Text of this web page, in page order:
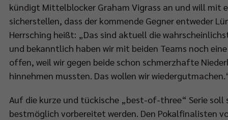
kündigt Mittelblocker Graham Vigrass an und will mit
sicherstellen, dass der kommende Gegner entweder
Herrsching heißt: „Das sind aktuell die
und bekanntlich haben wir mit beiden Teams noch
offen, weil wir gegen beide schon schmerzhafte
hinnehmen mussten. Das wollen wir
Auf die kurze und tückische „best-of-three“ Serie soll
bestmöglich vorbereitet werden. Den Pokalfinalisten